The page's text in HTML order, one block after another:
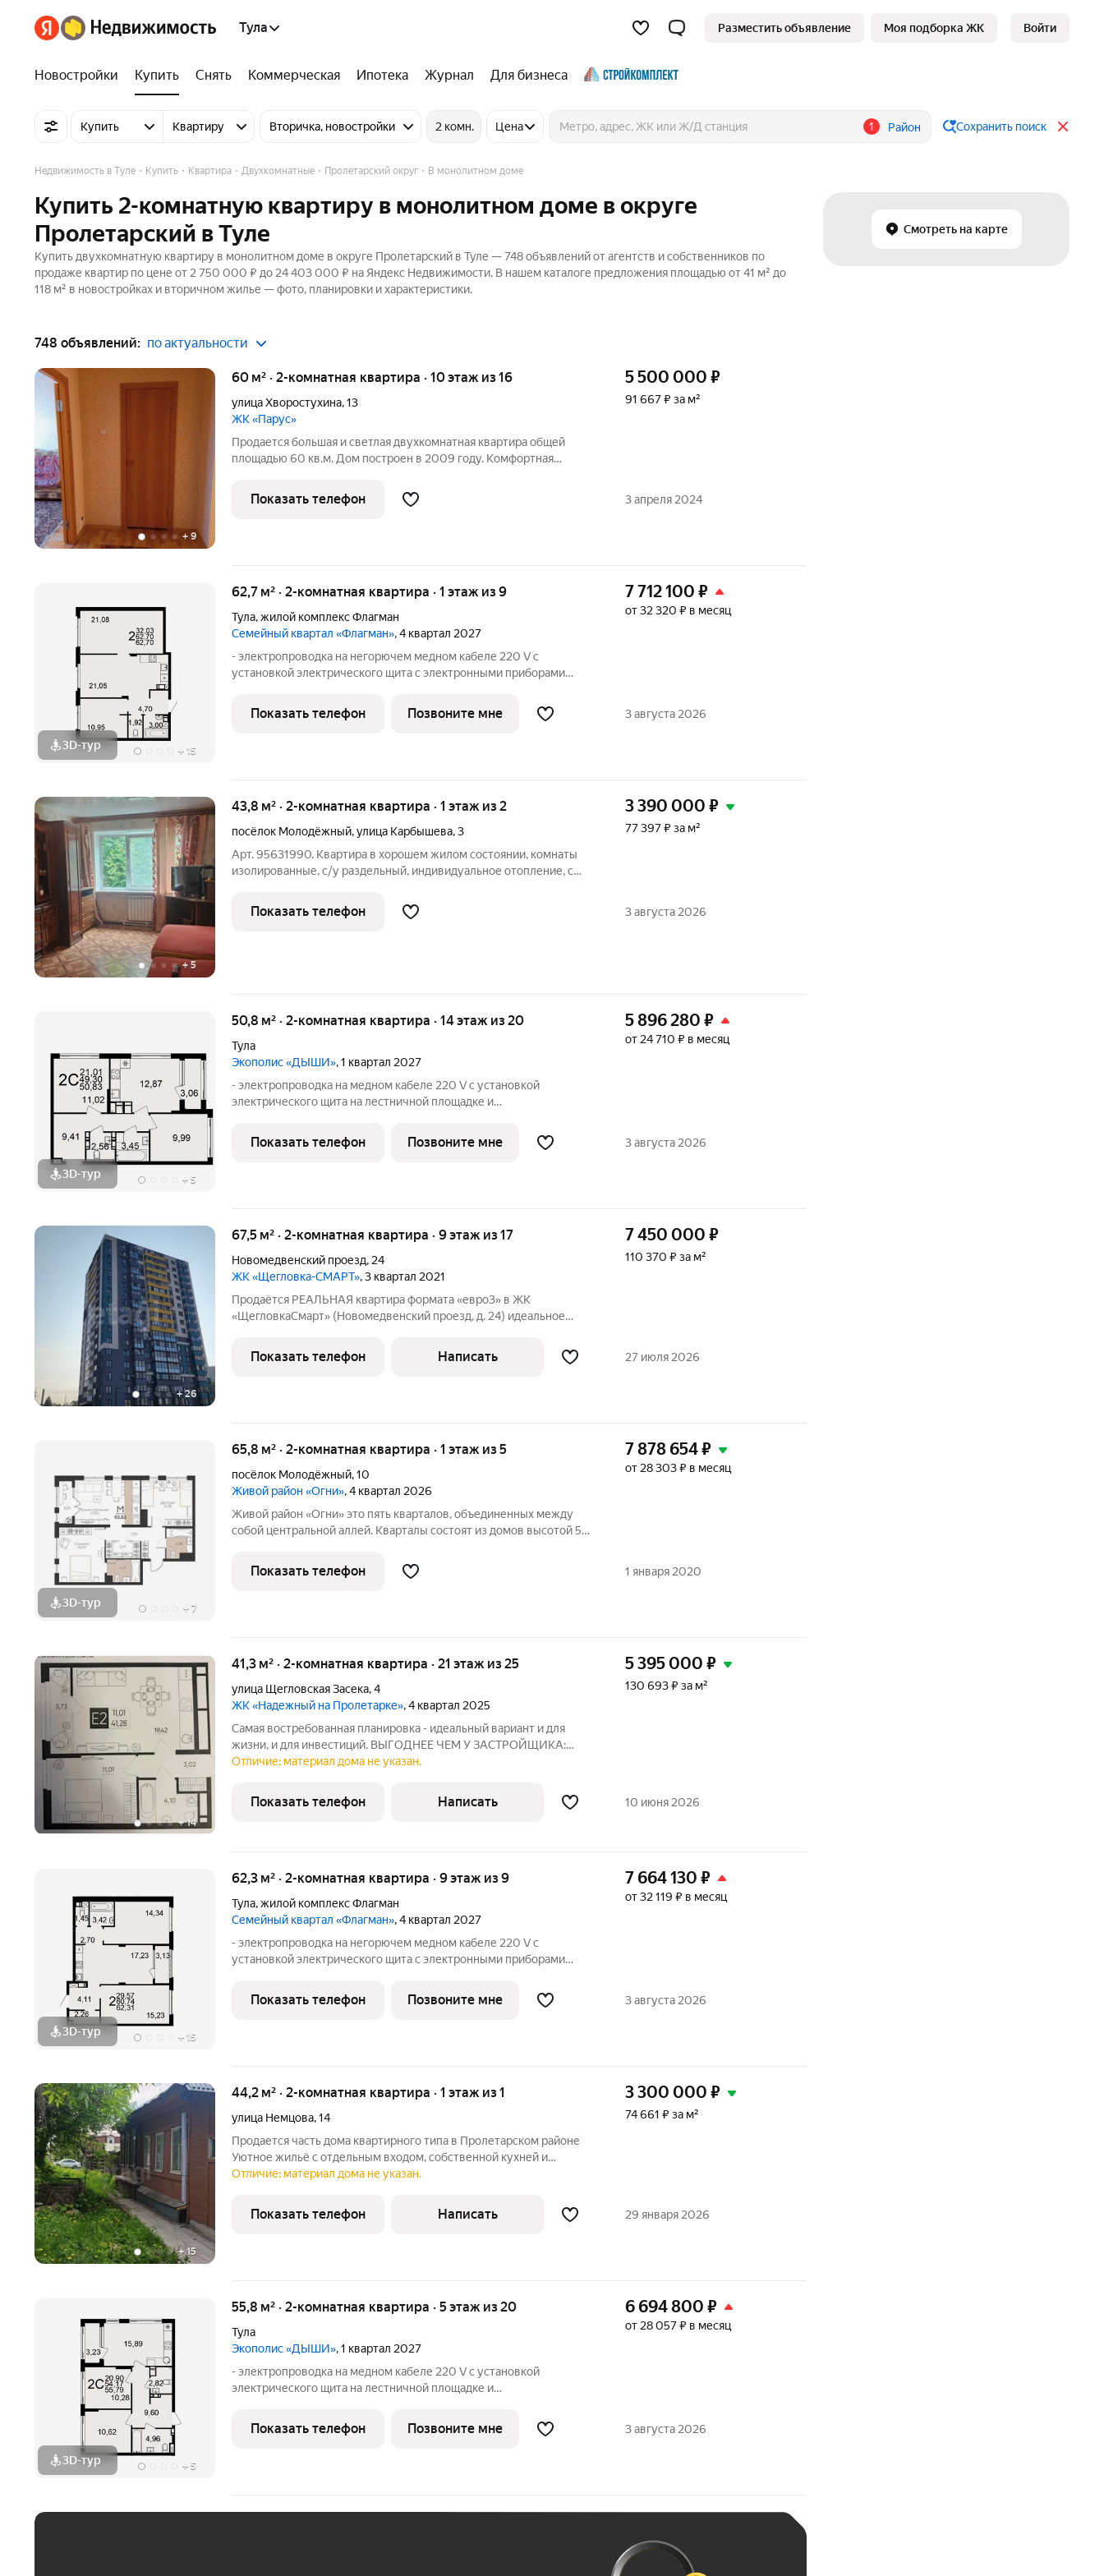
Тула Разместить объявление Моя подборка ЖК Войти
Новостройки Купить Снять Коммерческая Ипотека Журнал Для бизнеса
Купить Квартиру Вторичка, новостройки 2 комн. Цена 1 Район Сохранить поиск
Смотреть на карте
Недвижимость в Туле Купить Квартира Двухкомнатные Пролетарский округ В монолитном доме
Купить 2-комнатную квартиру в монолитном доме в округе
Пролетарский в Туле
Купить двухкомнатную квартиру в монолитном доме в округе Пролетарский в Туле — 748 объявлений от агентств и собственников по
продаже квартир по цене от 2 750 000 ₽ до 24 403 000 ₽ на Яндекс Недвижимости. В нашем каталоге предложения площадью от 41 м² до
118 м² в новостройках и вторичном жилье — фото, планировки и характеристики.
748 объявлений: по актуальности
+ 9
60 м² · 2-комнатная квартира · 10 этаж из 16
улица Хворостухина,13
ЖК «Парус»
Продается большая и светлая двухкомнатная квартира общей
площадью 60 кв.м. Дом построен в 2009 году. Комфортная
кладовка, лоджия застеклена, квадратный коридор, сан.узел
раздельный,
5 500 000 ₽
91 667 ₽ за м²
Показать телефон 3 апреля 2024
3D-тур + 15
62,7 м² · 2-комнатная квартира · 1 этаж из 9
Тула,жилой комплекс Флагман
Семейный квартал «Флагман», 4 квартал 2027
- электропроводка на негорючем медном кабеле 220 V с
установкой электрического щита с электронными приборами
квартире, с разводкой по квартире согласно проекту с установкой
оконечных элементов
7 712 100 ₽
от 32 320 ₽ в месяц
Показать телефон Позвоните мне 3 августа 2026
+ 5
43,8 м² · 2-комнатная квартира · 1 этаж из 2
посёлок Молодёжный,улица Карбышева,3
Арт. 95631990. Квартира в хорошем жилом состоянии, комнаты
изолированные, с/у раздельный, индивидуальное отопление, с
парковочных места, подвал. Возможен торг реальному
покупателю.
3 390 000 ₽
77 397 ₽ за м²
Показать телефон 3 августа 2026
3D-тур + 5
50,8 м² · 2-комнатная квартира · 14 этаж из 20
Тула
Экополис «ДЫШИ», 1 квартал 2027
- электропроводка на медном кабеле 220 V с установкой
электрического щита на лестничной площадке и
электрическая розетка для самостоятельной установки
Участником электрической плиты; -
5 896 280 ₽
от 24 710 ₽ в месяц
Показать телефон Позвоните мне 3 августа 2026
+26
67,5 м² · 2-комнатная квартира · 9 этаж из 17
Новомедвенский проезд, 24
ЖК «Щегловка-СМАРТ», 3 квартал 2021
Продаётся РЕАЛЬНАЯ квартира формата «евро3» в ЖК
«ЩегловкаСмарт» (Новомедвенский проезд, д. 24) идеальное
67,5 м на 9м этаже 17этажного монолитнокирпичного дома.
Главная фишка планировки
7 450 000 ₽
110 370 ₽ за м²
Показать телефон Написать 27 июля 2026
3D-тур + 7
65,8 м² · 2-комнатная квартира · 1 этаж из 5
посёлок Молодёжный,10
Живой район «Огни», 4 квартал 2026
Живой район «Огни» это пять кварталов, объединенных между
собой центральной аллей. Кварталы состоят из домов высотой 5
машин. Спроектированы спортивные и детские площадки с
современным
7 878 654₽
от 28 303 ₽ в месяц
Показать телефон 1 января 2020
+14
41,3 м² · 2-комнатная квартира · 21 этаж из 25
улица Щегловская Засека,4
ЖК «Надежный на Пролетарке», 4 квартал 2025
Самая востребованная планировка - идеальный вариант и для
жизни, и для инвестиций. ВЫГОДНЕЕ ЧЕМ У ЗАСТРОЙЩИКА:
экономия более 500 000 рублей. Квартира в уже сданном доме, с
выполнена стяжка пола,
5 395 000 ₽
130 693 ₽ за м²
Отличие: материал дома не указан.
Показать телефон Написать 10 июня 2026
3D-тур + 15
62,3 м² · 2-комнатная квартира · 9 этаж из 9
Тула,жилой комплекс Флагман
Семейный квартал «Флагман», 4 квартал 2027
- электропроводка на негорючем медном кабеле 220 V с
установкой электрического щита с электронными приборами
квартире, с разводкой по квартире согласно проекту с установкой
оконечных элементов
7 664 130 ₽
от 32 119 ₽ в месяц
Показать телефон Позвоните мне 3 августа 2026
+15
44,2 м² · 2-комнатная квартира · 1 этаж из 1
улица Немцова,14
Продается часть дома квартирного типа в Пролетарском районе
Уютное жильё с отдельным входом, собственной кухней и
санузлом, подключённым к центральной канализации.
Преимущества объекта: -
3 300 000 ₽
74 661 ₽ за м²
Отличие: материал дома не указан.
Показать телефон Написать 29 января 2026
3D-тур + 5
55,8 м² · 2-комнатная квартира · 5 этаж из 20
Тула
Экополис «ДЫШИ», 1 квартал 2027
- электропроводка на медном кабеле 220 V с установкой
электрического щита на лестничной площадке и
электрическая розетка для самостоятельной установки
Участником электрической плиты; -
6 694 800 ₽
от 28 057 ₽ в месяц
Показать телефон Позвоните мне 3 августа 2026